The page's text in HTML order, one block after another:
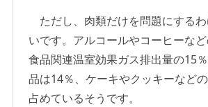
ただし、肉類だけを問題にする
いです。アルコールやコーヒーなど
食品関連温室効果ガス排出量の15
品は14％、ケーキやクッキーなど
占めているそうです。